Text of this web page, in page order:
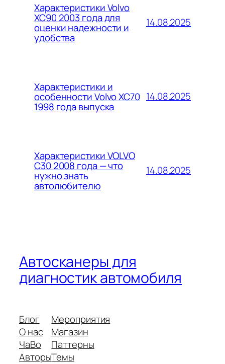
Характеристики Volvo
XC90 2003 года для
оценки надежности и
удобства
14.08.2025
Характеристики и
особенности Volvo XC70
1998 года выпуска
14.08.2025
Характеристики VOLVO
C30 2008 года — что
нужно знать
автолюбителю
14.08.2025
Автосканеры для
диагностик автомобиля
Блог
О нас
ЧаВо
Авторы
Мероприятия
Магазин
Паттерны
Темы